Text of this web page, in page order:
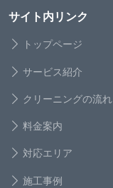
サイト内リンク
トップページ
サービス紹介
クリーニングの流れ
料金案内
対応エリア
施工事例